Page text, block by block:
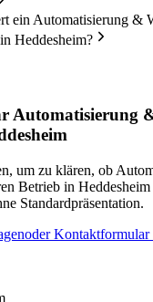
ein Automatisierung &
Heddesheim?
Automatisierung
um zu klären, ob
Betrieb in Heddesheim
Standardpräsentation.
oder